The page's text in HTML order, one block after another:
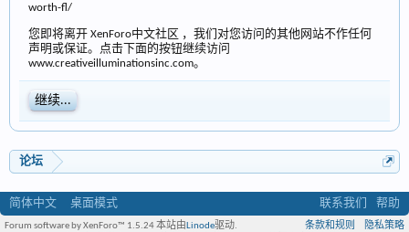
worth-fl/
您即将离开 XenForo中文社区 ，我们对您访问的其他网站不作任何
声明或保证。点击下面的按钮继续访问
www.creativeilluminationsinc.com。
继续...
论坛
简体中文 桌面模式 联系我们 帮助
条款和规则 隐私策略
Forum software by XenForo™ 1.5.24本站由 Linode驱动.